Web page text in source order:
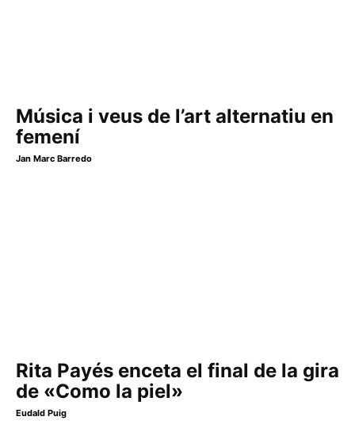
Música i veus de l’art alternatiu en
femení
Jan Marc Barredo
Rita Payés enceta el final de la gira
de «Como la piel»
Eudald Puig